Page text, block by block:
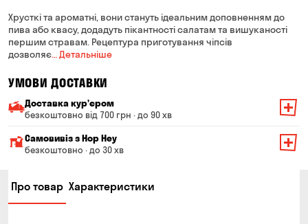
Хрусткі та ароматні, вони стануть ідеальним доповненням до
пива або квасу, додадуть пікантності салатам та вишуканості
першим стравам. Рецептура приготування чіпсів
дозволяє… Детальніше
УМОВИ ДОСТАВКИ
Доставка курʼєром
безкоштовно від 700 грн · до 90 хв
Мінімальна сума всього замовлення — 200 грн
Вартість доставки залежить від суми всього замовлення:
Від 300 до 399 грн
Самовивіз з Hop Hey
безкоштовно · до 30 хв
Час складання замовлення — до 30 хв
Можете без черги забрати з магазину в зручний для
Про товар Характеристики